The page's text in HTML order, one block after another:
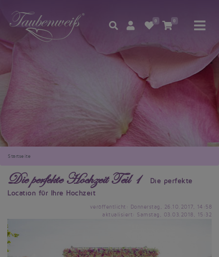
0 0
Startseite
Die perfekte Hochzeit Teil 1
Die perfekte
Location für Ihre Hochzeit
veröffentlicht: Donnerstag, 26.10.2017, 14:58
aktualisiert: Samstag, 03.03.2018, 15:32